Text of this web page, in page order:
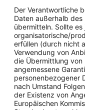
Der Verantwortliche
Daten außerhalb
übermitteln. Sollte
organisatorische/
erfüllen (durch nicht
Verwendung von
die Übermittlung von
angemessene
personenbezogener
nach Umstand
der Existenz von
Europäischen